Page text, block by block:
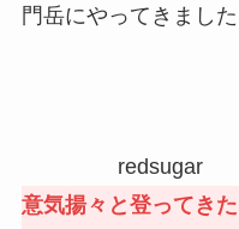
門岳にやってきました
redsugar
意気揚々と登ってき